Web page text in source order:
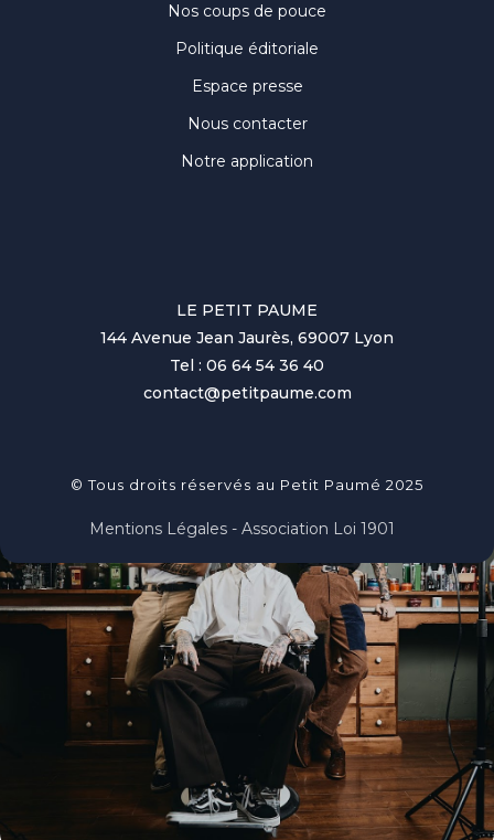
Nos coups de pouce
Politique éditoriale
Espace presse
Nous contacter
Notre application
LE PETIT PAUME
144 Avenue Jean Jaurès, 69007 Lyon
Tel : 06 64 54 36 40
contact@petitpaume.com
© Tous droits réservés au Petit Paumé 2025
Mentions Légales - Association Loi 1901